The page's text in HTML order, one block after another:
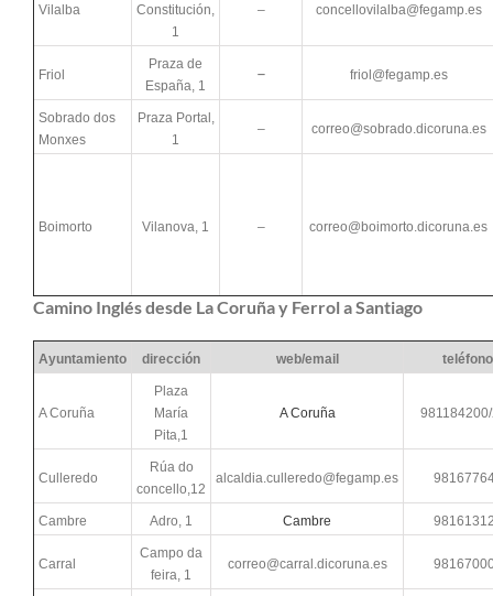
Vilalba
Constitución,
1
– concellovilalba@fegamp.es
Friol
Praza de
España, 1
– friol@fegamp.es
Sobrado dos
Monxes
Praza Portal,
1
– correo@sobrado.dicoruna.es
Boimorto Vilanova, 1 – correo@boimorto.dicoruna.es
Camino Inglés desde La Coruña y Ferrol a Santiago
Ayuntamiento dirección web/email teléfono
A Coruña
Plaza
María
Pita,1
A Coruña
Culleredo
Rúa do
concello,12
alcaldia.culleredo@fegamp.es
Cambre Adro, 1 Cambre
Carral
Campo da
feira, 1
correo@carral.dicoruna.es